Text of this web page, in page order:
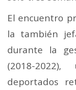
El encuentro
la también
durante la
(2018-
deportados